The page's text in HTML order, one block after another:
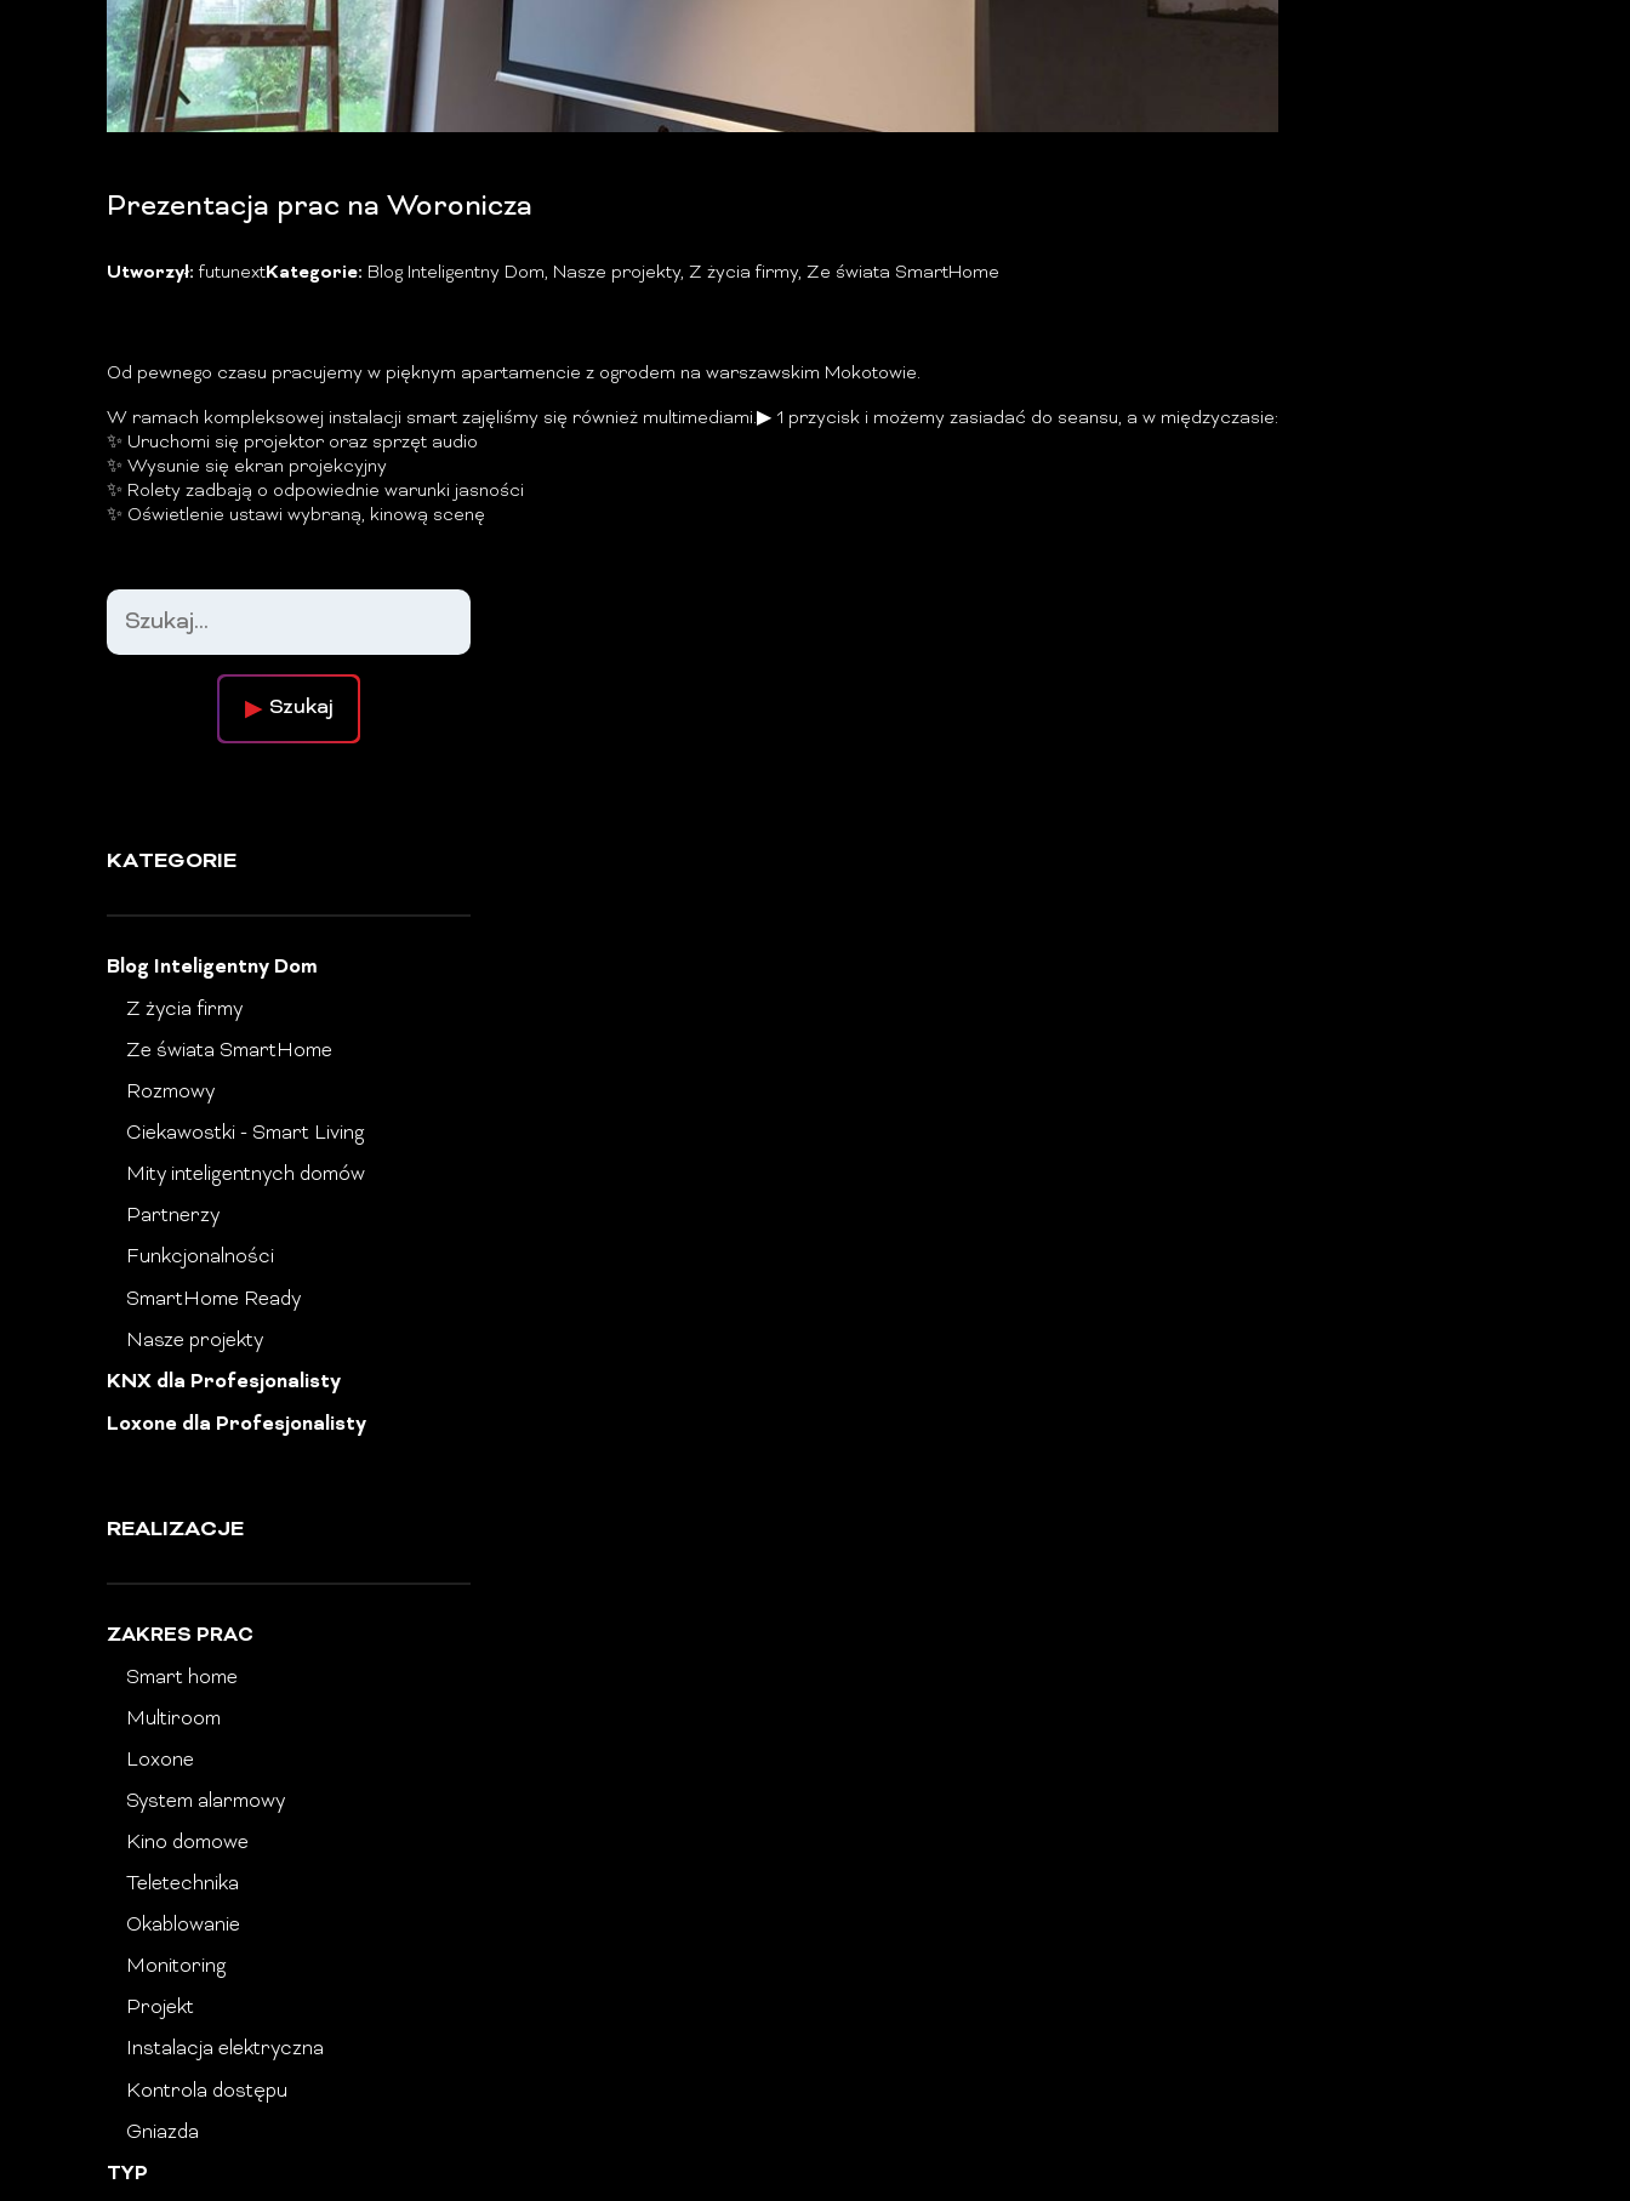
Prezentacja prac na Woronicza
Utworzył: futunextKategorie: Blog Inteligentny Dom, Nasze projekty, Z życia firmy, Ze świata SmartHome
Od pewnego czasu pracujemy w pięknym apartamencie z ogrodem na warszawskim Mokotowie.
W ramach kompleksowej instalacji smart zajęliśmy się również multimediami.▶ 1 przycisk i możemy zasiadać do seansu, a w międzyczasie:
✨ Uruchomi się projektor oraz sprzęt audio
✨ Wysunie się ekran projekcyjny
✨ Rolety zadbają o odpowiednie warunki jasności
✨ Oświetlenie ustawi wybraną, kinową scenę
Szukaj
KATEGORIE
Blog Inteligentny Dom
Z życia firmy
Ze świata SmartHome
Rozmowy
Ciekawostki - Smart Living
Mity inteligentnych domów
Partnerzy
Funkcjonalności
SmartHome Ready
Nasze projekty
KNX dla Profesjonalisty
Loxone dla Profesjonalisty
REALIZACJE
ZAKRES PRAC
Smart home
Multiroom
Loxone
System alarmowy
Kino domowe
Teletechnika
Okablowanie
Monitoring
Projekt
Instalacja elektryczna
Kontrola dostępu
Gniazda
TYP